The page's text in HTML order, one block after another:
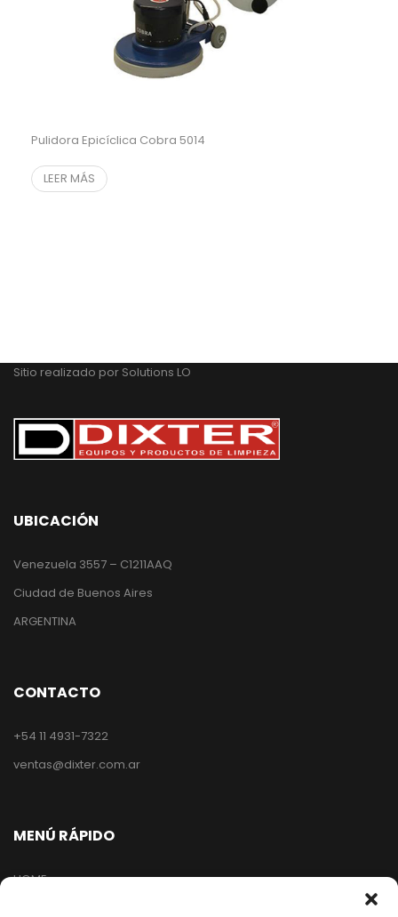
Pulidora Epicíclica Cobra 5014
LEER MÁS
Sitio realizado por Solutions LO
UBICACIÓN
Venezuela 3557 – C1211AAQ
Ciudad de Buenos Aires
ARGENTINA
CONTACTO
+54 11 4931-7322
ventas@dixter.com.ar
MENÚ RÁPIDO
HOME